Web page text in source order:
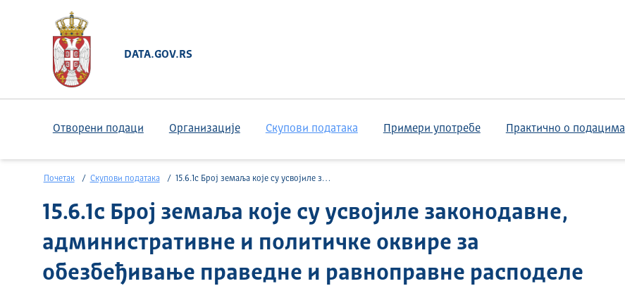
DATA.GOV.RS
Отворени подаци Организације Скупови података Примери употребе Практично о подацима
Почетак Скупови података 15.6.1c Број земаља које су усвојиле законодавне, административне и политичке оквире за обезбеђивање праведне и равноправне...
15.6.1c Број земаља које су усвојиле законодавне,
административне и политичке оквире за
обезбеђивање праведне и равноправне расподеле